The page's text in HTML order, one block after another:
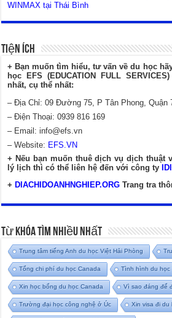
WINMAX tại Thái Bình
Tiện Ích
+ Bạn muốn tìm hiểu, tư vấn về du học
học EFS (EDUCATION FULL
nhất, cụ thể nhất:
– Địa Chỉ: 09 Đường 75, P Tân Phong, Quận
– Điện Thoại: 0939 816 169
– Email:info@efs.vn
– Website: EFS.VN
+ Nếu bạn muốn thuê dịch vụ dịch thuật
lý lịch thì có thể liên hệ đến với công ty
+ DIACHIDOANHNGHIEP.ORG Trang tra
Từ Khóa Tìm Nhiều Nhất
Trung tâm tiếng Anh du học Việt Hải Phòng
Tổng chi phí du học Canada Tình hình du học
Xin học bổng du học Canada Vì sao đáng để
Trường đại học công nghệ ở Úc Xin visa đi du